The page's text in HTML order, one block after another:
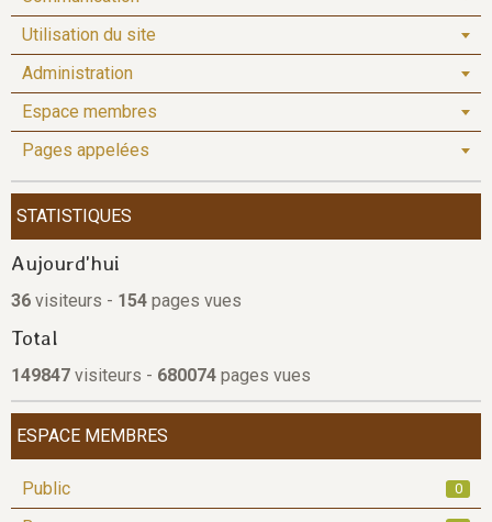
Utilisation du site
Administration
Espace membres
Pages appelées
STATISTIQUES
Aujourd'hui
36 visiteurs - 154 pages vues
Total
149847 visiteurs - 680074 pages vues
ESPACE MEMBRES
Public 0